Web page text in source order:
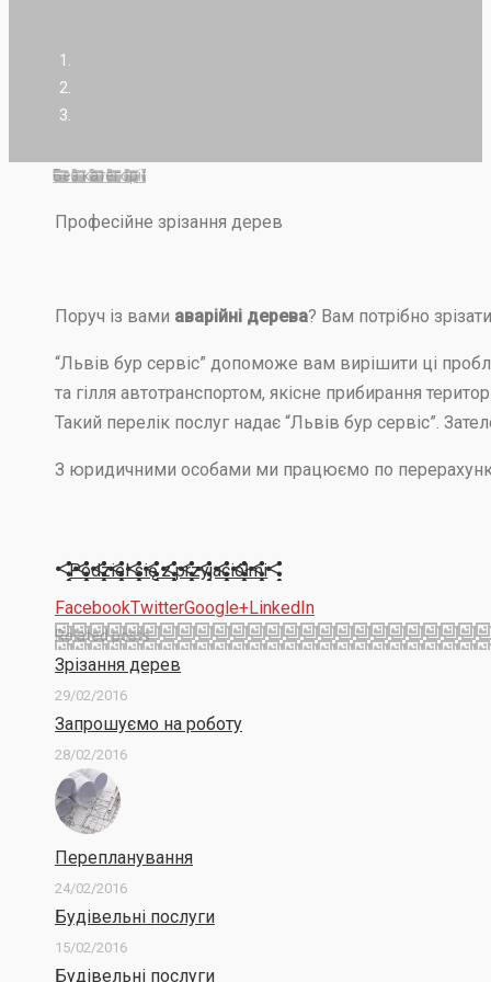
Без категорії
Професійне зрізання дерев
Поруч із вами аварійні дерева? Вам потрібно
“Львів бур сервіс” допоможе вам вирішити ці
та гілля автотранспортом, якісне прибирання
Такий перелік послуг надає “Львів бур сервіс”.
З юридичними особами ми працюємо по
Podziel się z przyjaciółmi
FacebookTwitterGoogle+LinkedIn
Related posts
Зрізання дерев
29/02/2016
Запрошуємо на роботу
28/02/2016
Перепланування
24/02/2016
Будівельні послуги
15/02/2016
Будівельні послуги